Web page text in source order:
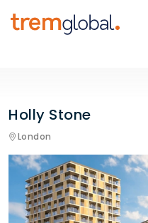
Holly Stone
London